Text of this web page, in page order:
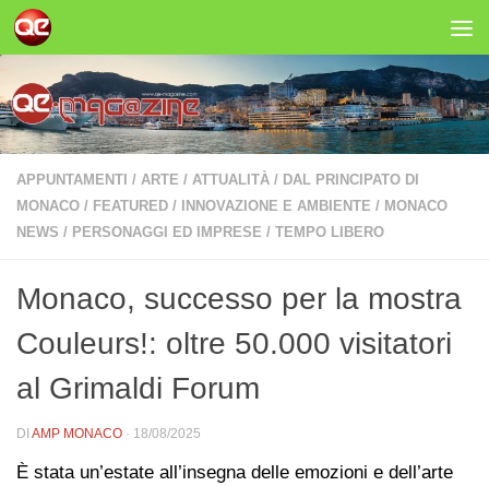
Salta al contenuto
APPUNTAMENTI / ARTE / ATTUALITÀ / DAL PRINCIPATO DI
MONACO / FEATURED / INNOVAZIONE E AMBIENTE / MONACO
NEWS / PERSONAGGI ED IMPRESE / TEMPO LIBERO
Monaco, successo per la mostra
Couleurs!: oltre 50.000 visitatori
al Grimaldi Forum
DI AMP MONACO · 18/08/2025
È stata un’estate all’insegna delle emozioni e dell’arte